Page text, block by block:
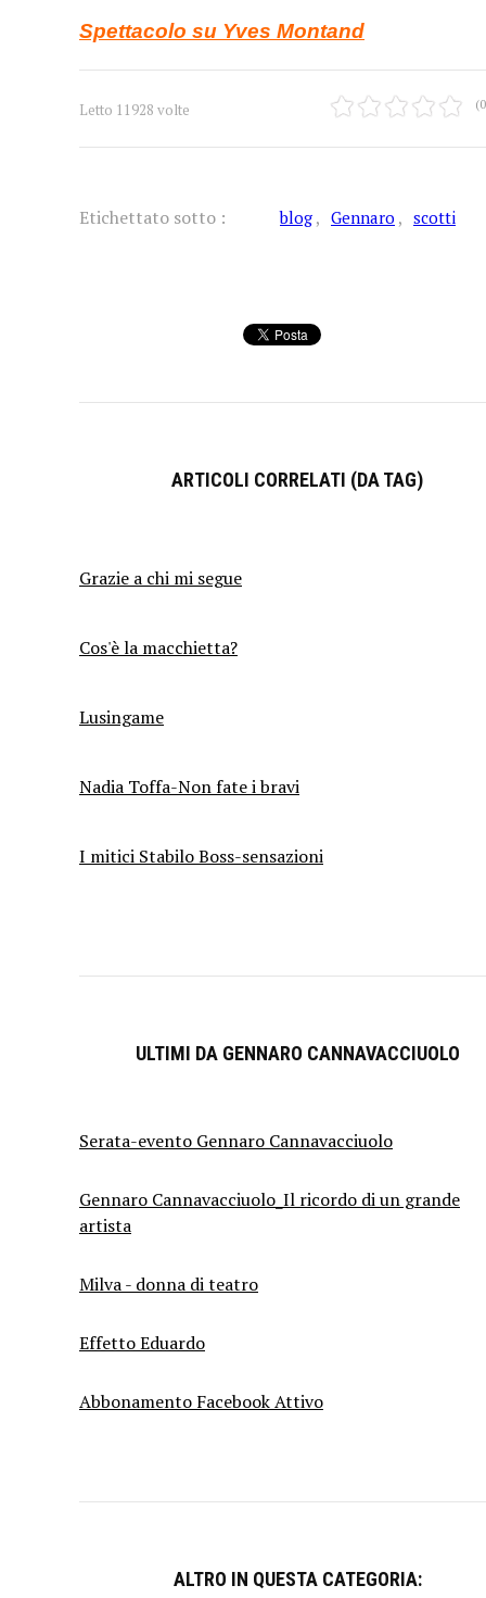
Spettacolo su Yves Montand
Letto 11928 volte
Etichettato sotto : blog Gennaro scotti
ARTICOLI CORRELATI (DA TAG)
Grazie a chi mi segue
Cos'è la macchietta?
Lusingame
Nadia Toffa-Non fate i bravi
I mitici Stabilo Boss-sensazioni
ULTIMI DA GENNARO CANNAVACCIUOLO
Serata-evento Gennaro Cannavacciuolo
Gennaro Cannavacciuolo_Il ricordo di un grande
artista
Milva - donna di teatro
Effetto Eduardo
Abbonamento Facebook Attivo
ALTRO IN QUESTA CATEGORIA: